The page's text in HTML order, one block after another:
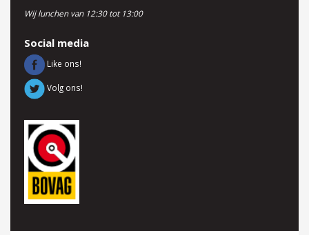
Wij lunchen van 12:30 tot 13:00
Social media
Like ons!
Volg ons!